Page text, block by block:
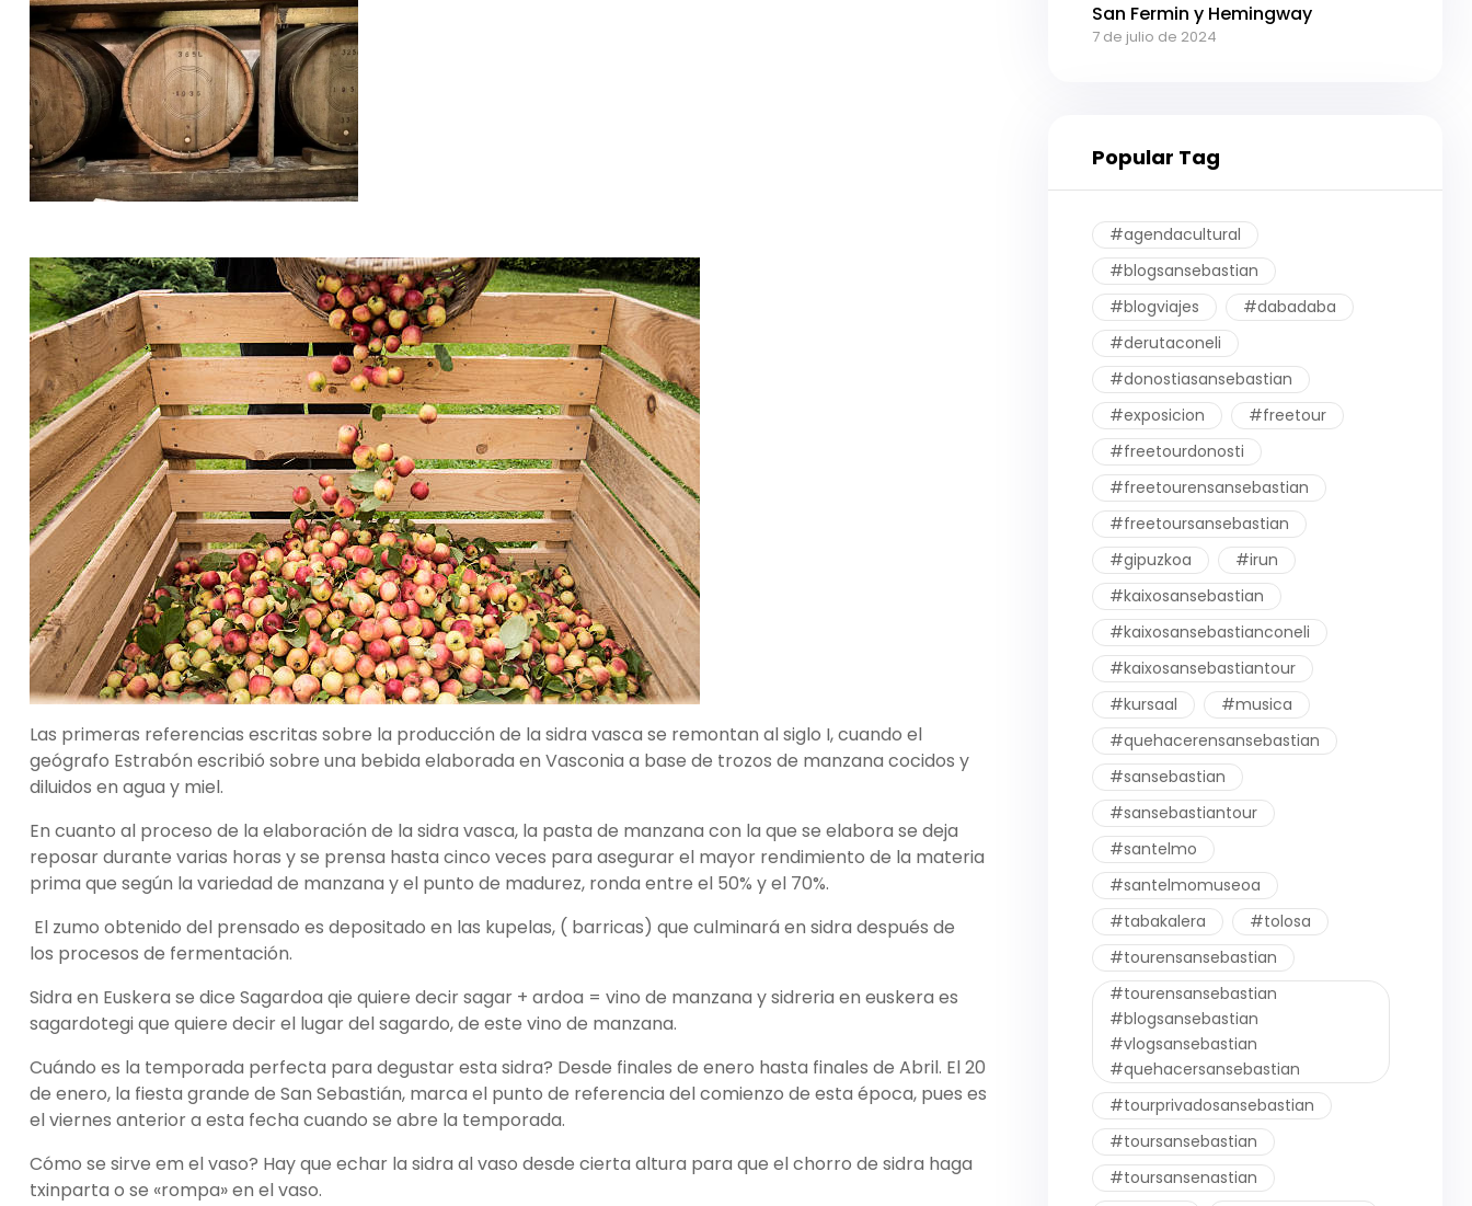
Las primeras referencias escritas sobre la producción de la sidra vasca se remontan al siglo I, cuando el
geógrafo Estrabón escribió sobre una bebida elaborada en Vasconia a base de trozos de manzana cocidos y
diluidos en agua y miel.
En cuanto al proceso de la elaboración de la sidra vasca, la pasta de manzana con la que se elabora se deja
reposar durante varias horas y se prensa hasta cinco veces para asegurar el mayor rendimiento de la materia
prima que según la variedad de manzana y el punto de madurez, ronda entre el 50% y el 70%.
El zumo obtenido del prensado es depositado en las kupelas, ( barricas) que culminará en sidra después de
los procesos de fermentación.
Sidra en Euskera se dice Sagardoa qie quiere decir sagar + ardoa = vino de manzana y sidreria en euskera es
sagardotegi que quiere decir el lugar del sagardo, de este vino de manzana.
Cuándo es la temporada perfecta para degustar esta sidra? Desde finales de enero hasta finales de Abril. El 20
de enero, la fiesta grande de San Sebastián, marca el punto de referencia del comienzo de esta época, pues es
el viernes anterior a esta fecha cuando se abre la temporada.
Cómo se sirve em el vaso? Hay que echar la sidra al vaso desde cierta altura para que el chorro de sidra haga
txinparta o se «rompa» en el vaso.
San Fermin y Hemingway
7 de julio de 2024
Popular Tag
#agendacultural
#blogsansebastian
#blogviajes
#dabadaba
#derutaconeli
#donostiasansebastian
#exposicion
#freetour
#freetourdonosti
#freetourensansebastian
#freetoursansebastian
#gipuzkoa
#irun
#kaixosansebastian
#kaixosansebastianconeli
#kaixosansebastiantour
#kursaal
#musica
#quehacerensansebastian
#sansebastian
#sansebastiantour
#santelmo
#santelmomuseoa
#tabakalera
#tolosa
#tourensansebastian
#tourensansebastian
#blogsansebastian
#vlogsansebastian
#quehacersansebastian
#tourprivadosansebastian
#toursansebastian
#toursansenastian